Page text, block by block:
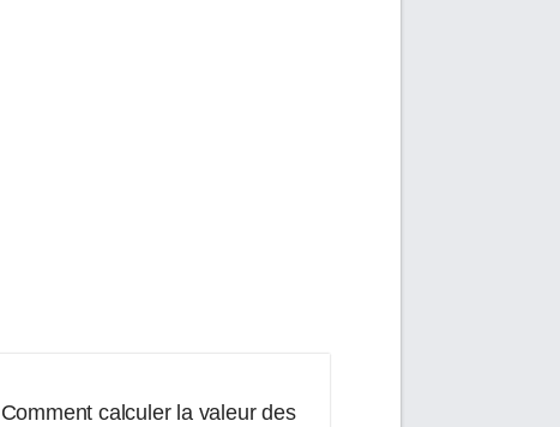
Comment calculer la valeur des